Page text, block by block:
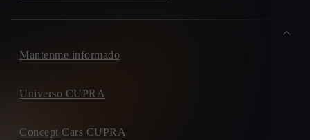
Mantenme informado
Universo CUPRA
Concept Cars CUPRA